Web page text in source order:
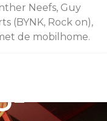
Neefs, Guy
(BYNK, Rock on),
de mobilhome.